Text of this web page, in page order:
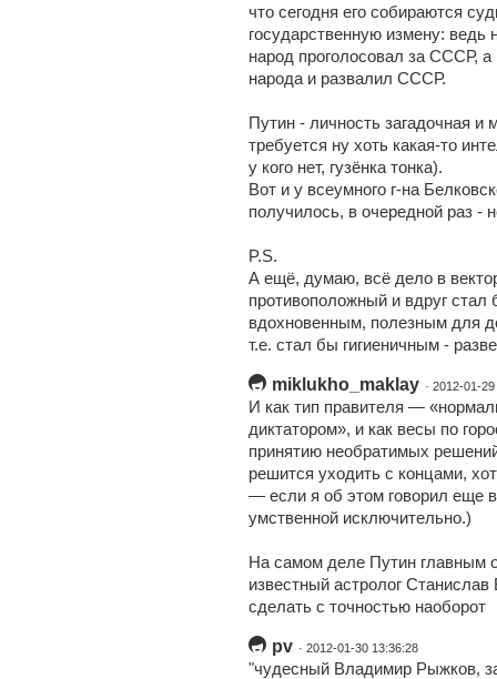
что сегодня его собираются
государственную измену:
народ проголосовал за СССР,
народа и развалил СССР.
Путин - личность загадочная и
требуется ну хоть какая-то
у кого нет, гузёнка тонка).
Вот и у всеумного г-на
получилось, в очередной раз -
P.S.
А ещё, думаю, всё дело в
противоположный и вдруг
вдохновенным, полезным для
т.е. стал бы гигиеничным -
miklukho_maklay · 2012-01-
И как тип правителя —
диктатором», и как весы по
принятию необратимых
решится уходить с концами,
— если я об этом говорил еще
умственной исключительно.)
На самом деле Путин главным
известный астролог Станислав
сделать с точностью наоборот
pv · 2012-01-30 13:36:28
"чудесный Владимир Рыжков,